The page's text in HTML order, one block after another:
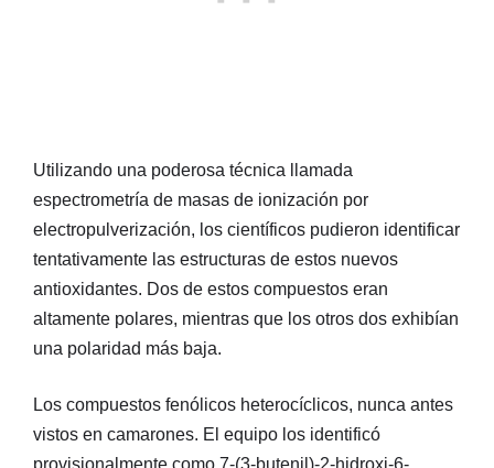
Utilizando una poderosa técnica llamada
espectrometría de masas de ionización por
electropulverización, los científicos pudieron identificar
tentativamente las estructuras de estos nuevos
antioxidantes. Dos de estos compuestos eran
altamente polares, mientras que los otros dos exhibían
una polaridad más baja.
Los compuestos fenólicos heterocíclicos, nunca antes
vistos en camarones. El equipo los identificó
provisionalmente como 7-(3-butenil)-2-hidroxi-6-